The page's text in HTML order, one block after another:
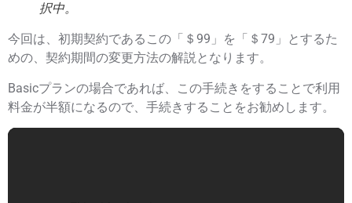
択中。
今回は、初期契約であるこの「＄99」を「＄79」とするた
めの、契約期間の変更方法の解説となります。
Basicプランの場合であれば、この手続きをすることで利用
料金が半額になるので、手続きすることをお勧めします。